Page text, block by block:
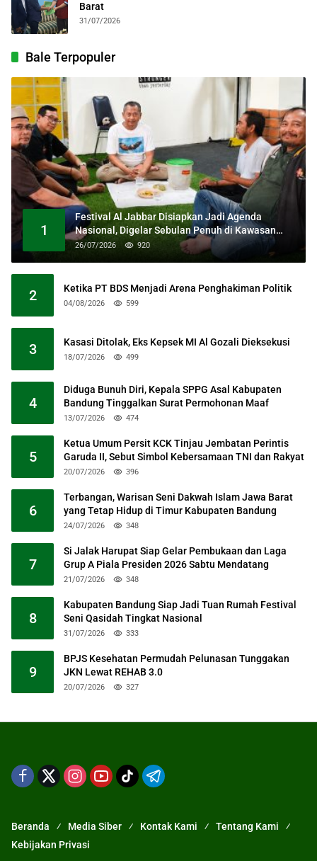
Barat
31/07/2026
Bale Terpopuler
1
Festival Al Jabbar Disiapkan Jadi Agenda
Nasional, Digelar Sebulan Penuh di Kawasan
Masjid Raya Al Jabbar
26/07/2026 920
2 Ketika PT BDS Menjadi Arena Penghakiman Politik
04/08/2026 599
3 Kasasi Ditolak, Eks Kepsek MI Al Gozali Dieksekusi
18/07/2026 499
4
Diduga Bunuh Diri, Kepala SPPG Asal Kabupaten
Bandung Tinggalkan Surat Permohonan Maaf
13/07/2026 474
5
Ketua Umum Persit KCK Tinjau Jembatan Perintis
Garuda II, Sebut Simbol Kebersamaan TNI dan Rakyat
20/07/2026 396
6
Terbangan, Warisan Seni Dakwah Islam Jawa Barat
yang Tetap Hidup di Timur Kabupaten Bandung
24/07/2026 348
7
Si Jalak Harupat Siap Gelar Pembukaan dan Laga
Grup A Piala Presiden 2026 Sabtu Mendatang
21/07/2026 348
8
Kabupaten Bandung Siap Jadi Tuan Rumah Festival
Seni Qasidah Tingkat Nasional
31/07/2026 333
9
BPJS Kesehatan Permudah Pelunasan Tunggakan
JKN Lewat REHAB 3.0
20/07/2026 327
Beranda Media Siber Kontak Kami
Tentang Kami
Kebijakan Privasi